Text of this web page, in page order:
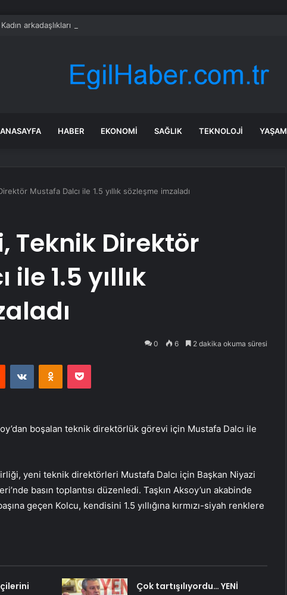
Kadın arkadaşlıkları ruh sağlığını güçlendiriyor
ANASAYFA HABER EKONOMI SAĞLIK TEKNOLOJI YAŞAM
Mustafa Dalcı ile 1.5 yıllık sözleşme imzaladı
Teknik Direktör
1.5 yıllık
0 6 2 dakika okuma süresi
Reddit VKontakteOdnoklassniki
Pocket
boşalan teknik direktörlük görevi için Mustafa Dalcı ile
yeni teknik direktörleri Mustafa Dalcı için Başkan Niyazi
basın toplantısı düzenledi. Taşkın Aksoy’un akabinde
geçen Kolcu, kendisini 1.5 yıllığına kırmızı-siyah renklere
Çok tartışılıyordu… YENİ